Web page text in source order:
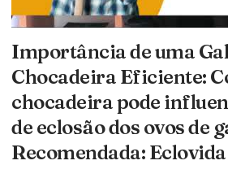
Importância de uma
Chocadeira Eficiente:
chocadeira pode
de eclosão dos ovos de
Recomendada: